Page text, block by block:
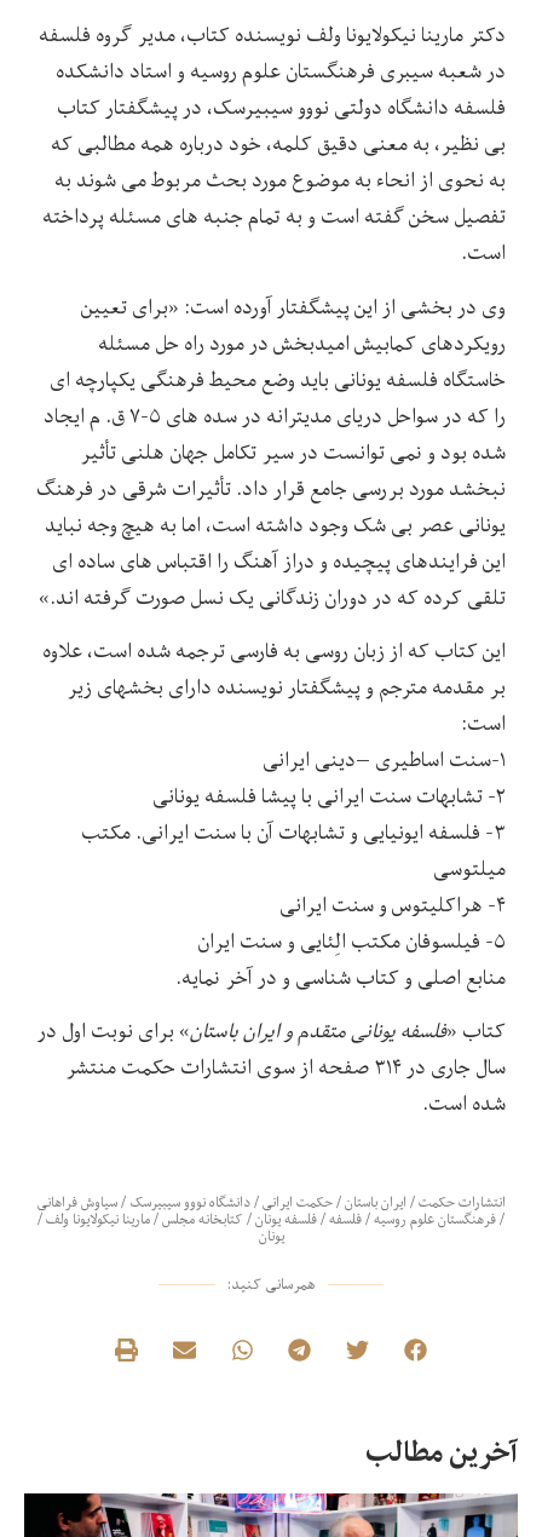
دکتر مارینا نیکولایونا ولف نویسنده کتاب، مدیر گروه فلسفه
در شعبه سیبری فرهنگستان علوم روسیه و استاد دانشکده
فلسفه دانشگاه دولتی نووو سیبیرسک، در پیشگفتار کتاب
بی نظیر، به معنی دقیق کلمه، خود درباره همه مطالبی که
به نحوی از انحاء به موضوع مورد بحث مربوط می شوند به
تفصیل سخن گفته است و به تمام جنبه های مسئله پرداخته
است.
وی در بخشی از این پیشگفتار آورده است: «برای تعیین
رویکردهای کمابیش امیدبخش در مورد راه حل مسئله
خاستگاه فلسفه یونانی باید وضع محیط فرهنگی یکپارچه ای
را که در سواحل دریای مدیترانه در سده های ۵-۷ ق. م ایجاد
شده بود و نمی توانست در سیر تکامل جهان هلنی تأثیر
نبخشد مورد بررسی جامع قرار داد. تأثیرات شرقی در فرهنگ
یونانی عصر بی شک وجود داشته است، اما به هیچ وجه نباید
این فرایندهای پیچیده و دراز آهنگ را اقتباس های ساده ای
تلقی کرده که در دوران زندگانی یک نسل صورت گرفته اند.»
این کتاب که از زبان روسی به فارسی ترجمه شده است، علاوه
بر مقدمه مترجم و پیشگفتار نویسنده دارای بخشهای زیر
است:
۱-سنت اساطیری –دینی ایرانی
۲- تشابهات سنت ایرانی با پیشا فلسفه یونانی
۳- فلسفه ایونیایی و تشابهات آن با سنت ایرانی. مکتب
میلتوسی
۴- هراکلیتوس و سنت ایرانی
۵- فیلسوفان مکتب الِئایی و سنت ایران
منابع اصلی و کتاب شناسی و در آخر نمایه.
کتاب «فلسفه یونانی متقدم و ایران باستان» برای نوبت اول در
سال جاری در ۳۱۴ صفحه از سوی انتشارات حکمت منتشر
شده است.
انتشارات حکمت/ایران باستان/حکمت ایرانی/دانشگاه نووو سیبیرسک/سیاوش فراهانی
/فرهنگستان علوم روسیه/فلسفه/فلسفه یونان/کتابخانه مجلس/مارینا نیکولایونا ولف/
یونان
همرسانی کنید:
آخرین مطالب